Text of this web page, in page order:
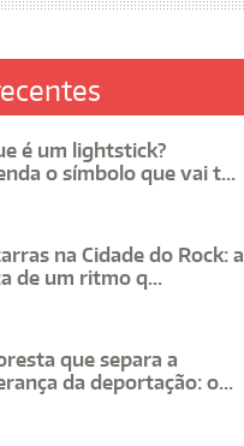
é um lightstick?
o símbolo que vai t...
na Cidade do Rock: a
de um ritmo q...
que separa a
da deportação: o...